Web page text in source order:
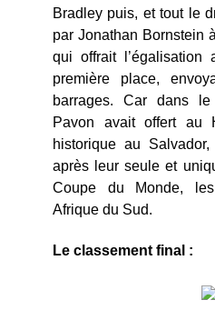
Bradley puis, et tout le
par Jonathan Bornstein
qui offrait
première place,
barrages. Car dans
Pavon avait offert au
historique au
après leur seule et
Coupe du Monde,
Afrique du Sud.
Le classement final :